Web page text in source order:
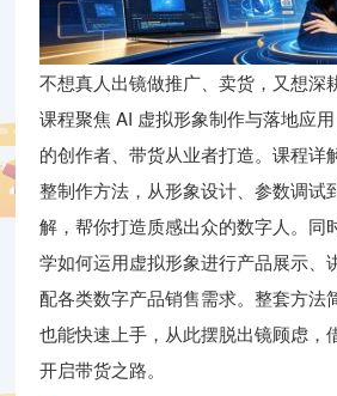
不想真人出镜做推广、卖货，又想深
课程聚焦 AI 虚拟形象制作与落地应
的创作者、带货从业者打造。课程详
整制作方法，从形象设计、参数调试
解，帮你打造质感出众的数字人。同
学如何运用虚拟形象进行产品展示、
配各类数字产品销售需求。整套方法
也能快速上手，从此摆脱出镜顾虑，
开启带货之路。